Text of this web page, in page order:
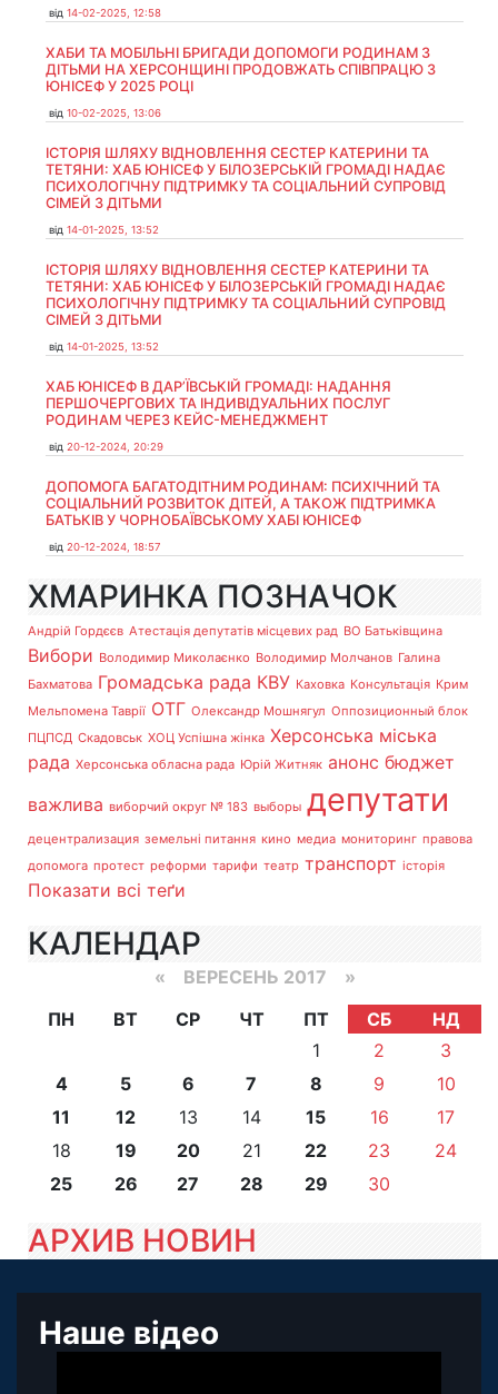
від 14-02-2025, 12:58
ХАБИ ТА МОБІЛЬНІ БРИГАДИ ДОПОМОГИ РОДИНАМ З
ДІТЬМИ НА ХЕРСОНЩИНІ ПРОДОВЖАТЬ СПІВПРАЦЮ З
ЮНІСЕФ У 2025 РОЦІ
від 10-02-2025, 13:06
ІСТОРІЯ ШЛЯХУ ВІДНОВЛЕННЯ СЕСТЕР КАТЕРИНИ ТА
ТЕТЯНИ: ХАБ ЮНІСЕФ У БІЛОЗЕРСЬКІЙ ГРОМАДІ НАДАЄ
ПСИХОЛОГІЧНУ ПІДТРИМКУ ТА СОЦІАЛЬНИЙ СУПРОВІД
СІМЕЙ З ДІТЬМИ
від 14-01-2025, 13:52
ІСТОРІЯ ШЛЯХУ ВІДНОВЛЕННЯ СЕСТЕР КАТЕРИНИ ТА
ТЕТЯНИ: ХАБ ЮНІСЕФ У БІЛОЗЕРСЬКІЙ ГРОМАДІ НАДАЄ
ПСИХОЛОГІЧНУ ПІДТРИМКУ ТА СОЦІАЛЬНИЙ СУПРОВІД
СІМЕЙ З ДІТЬМИ
від 14-01-2025, 13:52
ХАБ ЮНІСЕФ В ДАР’ЇВСЬКІЙ ГРОМАДІ: НАДАННЯ
ПЕРШОЧЕРГОВИХ ТА ІНДИВІДУАЛЬНИХ ПОСЛУГ
РОДИНАМ ЧЕРЕЗ КЕЙС-МЕНЕДЖМЕНТ
від 20-12-2024, 20:29
ДОПОМОГА БАГАТОДІТНИМ РОДИНАМ: ПСИХІЧНИЙ ТА
СОЦІАЛЬНИЙ РОЗВИТОК ДІТЕЙ, А ТАКОЖ ПІДТРИМКА
БАТЬКІВ У ЧОРНОБАЇВСЬКОМУ ХАБІ ЮНІСЕФ
від 20-12-2024, 18:57
ХМАРИНКА ПОЗНАЧОК
Андрій Гордєєв Атестація депутатів місцевих рад ВО Батьківщина
Вибори Володимир Миколаєнко Володимир Молчанов Галина
Бахматова Громадська рада КВУ Каховка Консультація Крим
Мельпомена Таврії ОТГ Олександр Мошнягул Оппозиционный блок
ПЦПСД Скадовськ ХОЦ Успішна жінка Херсонська міська
рада Херсонська обласна рада Юрій Житняк анонс бюджет
важлива виборчий округ № 183 выборы депутати
децентрализация земельні питання кино медиа мониторинг правова
допомога протест реформи тарифи театр транспорт історія
Показати всі теґи
КАЛЕНДАР
« ВЕРЕСЕНЬ 2017 »
ПН
ВТ СР ЧТ ПТ СБ
НД
1
2
3
4
5 6 7 8 9
10
11
12 13 14 15 16
17
18
19 20 21 22 23
24
25
26 27 28 29 30
АРХИВ НОВИН
Наше відео